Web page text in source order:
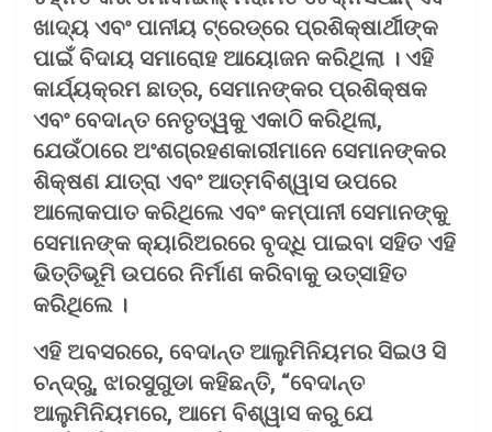
ଖାଦ୍ୟ ଏବଂ ପାନୀୟ ଟ୍ରେଡ୍‌ରେ ପ୍ରଶିକ୍ଷାର୍ଥୀଙ୍କ
ପାଇଁ ବିଦାୟ ସମାରୋହ ଆୟୋଜନ କରିଥିଲା । ଏହି
କାର୍ଯ୍ୟକ୍ରମ ଛାତ୍ର, ସେମାନଙ୍କର ପ୍ରଶିକ୍ଷକ
ଏବଂ ବେଦାନ୍ତ ନେତୃତ୍ୱକୁ ଏକାଠି କରିଥିଲା,
ଯେଉଁଠାରେ ଅଂଶଗ୍ରହଣକାରୀମାନେ ସେମାନଙ୍କର
ଶିକ୍ଷଣ ଯାତ୍ରା ଏବଂ ଆତ୍ମବିଶ୍ୱାସ ଉପରେ
ଆଲୋକପାତ କରିଥିଲେ ଏବଂ କମ୍ପାନୀ ସେମାନଙ୍କୁ
ସେମାନଙ୍କ କ୍ୟାରିଅରରେ ବୃଦ୍ଧି ପାଇବା ସହିତ ଏହି
ଭିତ୍ତିଭୂମି ଉପରେ ନିର୍ମାଣ କରିବାକୁ ଉତ୍ସାହିତ
କରିଥିଲେ ।
ଏହି ଅବସରରେ, ବେଦାନ୍ତ ଆଲୁମିନିୟମର ସିଇଓ ସି
ଚନ୍ଦ୍ରୁ, ଝାରସୁଗୁଡା କହିଛନ୍ତି, “ବେଦାନ୍ତ
ଆଲୁମିନିୟମରେ, ଆମେ ବିଶ୍ୱାସ କରୁ ଯେ